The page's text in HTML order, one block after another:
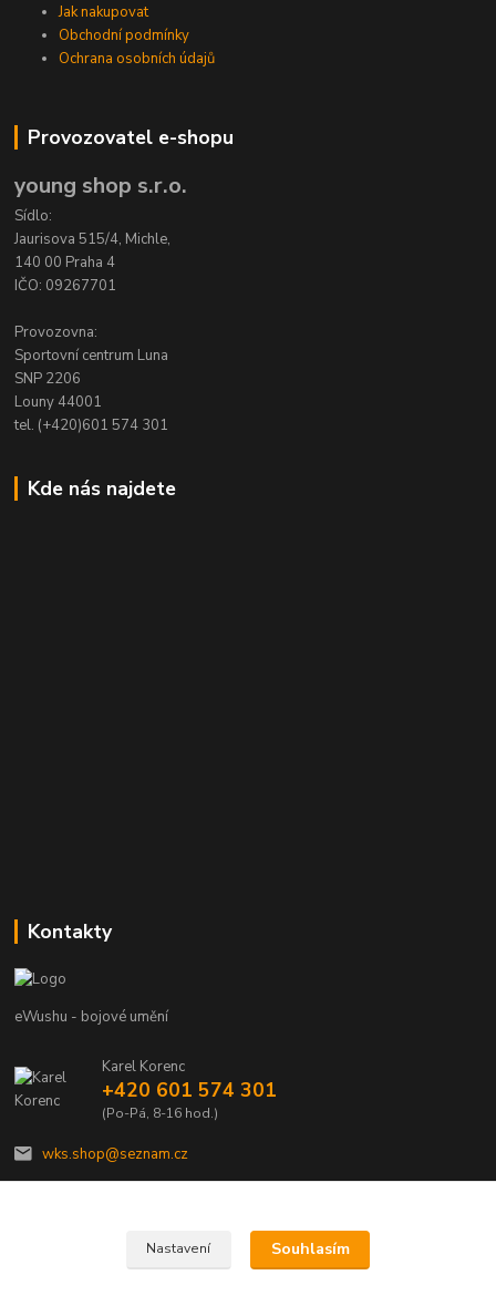
Jak nakupovat
Obchodní podmínky
Ochrana osobních údajů
Provozovatel e-shopu
young shop s.r.o.
Sídlo:
Jaurisova 515/4, Michle,
140 00 Praha 4
IČO: 09267701
Provozovna:
Sportovní centrum Luna
SNP 2206
Louny 44001
tel. (+420)601 574 301
Kde nás najdete
Kontakty
eWushu - bojové umění
Karel Korenc
+420 601 574 301
(Po-Pá, 8-16 hod.)
wks.shop@seznam.cz
Nastavení Souhlasím